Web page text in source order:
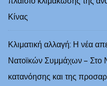
Κίνας
Κλιματική αλλαγή: Η νέα
Νατοϊκών Συμμάχων – Στο
κατανόησης και της